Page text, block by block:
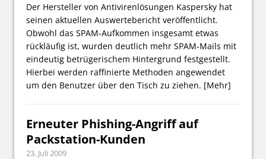
Der Hersteller von Antivirenlösungen Kaspersky hat
seinen aktuellen Auswertebericht veröffentlicht.
Obwohl das SPAM-Aufkommen insgesamt etwas
rückläufig ist, wurden deutlich mehr SPAM-Mails mit
eindeutig betrügerischem Hintergrund festgestellt.
Hierbei werden raffinierte Methoden angewendet
um den Benutzer über den Tisch zu ziehen. [Mehr]
Erneuter Phishing-Angriff auf
Packstation-Kunden
23. Juli 2009